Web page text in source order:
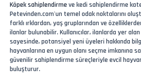
Köpek sahiplendirme ve kedi sahiplendirme
Petevinden.com'un temel odak noktalarını
farklı ırklardan, yaş gruplarından ve
ilanlar bulunabilir. Kullanıcılar, ilanlarda yer
sayesinde, potansiyel yeni üyeleri hakkında
hayvanlarına en uygun olanı seçme imkanına
güvenilir sahiplendirme süreçleriyle evcil
buluşturur.